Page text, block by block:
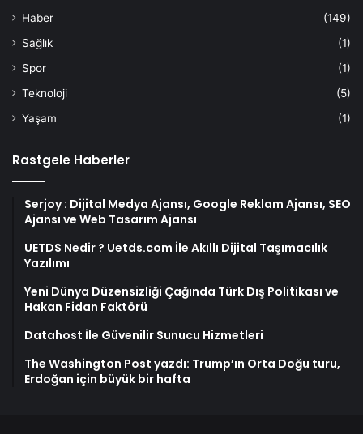
Haber
(149)
Sağlık
(1)
Spor
(1)
Teknoloji
(5)
Yaşam
(1)
Rastgele Haberler
Serjoy : Dijital Medya Ajansı, Google Reklam Ajansı, SEO
Ajansı ve Web Tasarım Ajansı
UETDS Nedir ? Uetds.com İle Akıllı Dijital Taşımacılık
Yazılımı
Yeni Dünya Düzensizliği Çağında Türk Dış Politikası ve
Hakan Fidan Faktörü
Datahost İle Güvenilir Sunucu Hizmetleri
The Washington Post yazdı: Trump’ın Orta Doğu turu,
Erdoğan için büyük bir hafta